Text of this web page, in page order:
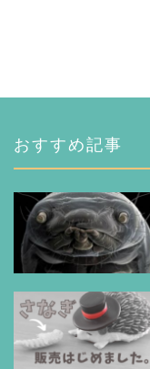
おすすめ記事